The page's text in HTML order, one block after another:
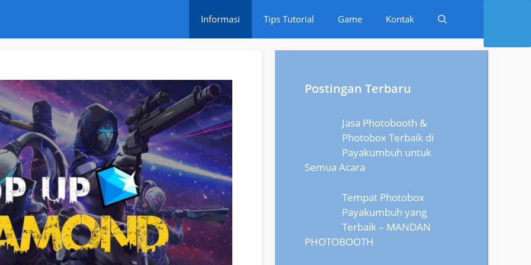
Informasi Tips Tutorial Game Kontak
Postingan Terbaru
Jasa Photobooth &
Photobox Terbaik di
Payakumbuh untuk
Semua Acara
Tempat Photobox
Payakumbuh yang
Terbaik – MANDAN
PHOTOBOOTH